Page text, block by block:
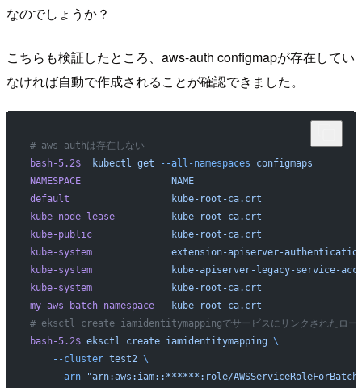
なのでしょうか？
こちらも検証したところ、aws-auth configmapが存在してい
なければ自動で作成されることが確認できました。
# aws-authは存在しない
bash-5.2$
  kubectl
get --all-namespaces configmaps
NAMESPACE
                NAME
default
                  kube-root-ca.crt
kube-node-lease
          kube-root-ca.crt
kube-public
              kube-root-ca.crt
kube-system
extension-apiserver-
kube-system
kube-apiserver-legacy-service-
kube-system
              kube-root-ca.crt
my-aws-batch-namespace
   kube-root-ca.crt
# eksctl create iamidentitymappingでサービスにリンクされたロー
bash-5.2$ eksctl create iamidentitymapping \
    --cluster
test2 \
    --arn
"arn:aws:iam::******:role/